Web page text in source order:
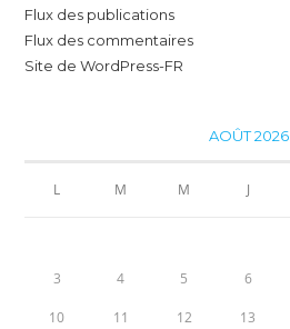
Flux des publications
Flux des commentaires
Site de WordPress-FR
AOÛT 2026
L M M J
3 4 5 6
10 11 12 13